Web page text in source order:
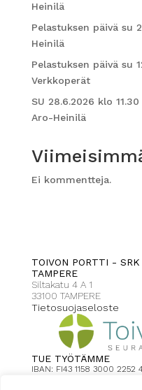
Heinilä
Pelastuksen päivä su
Heinilä
Pelastuksen päivä su
Verkkoperät
SU 28.6.2026 klo
Aro-Heinilä
Ei kommentteja.
TOIVON PORTTI - SRK
TAMPERE
Siltakatu 4 A 1
33100 TAMPERE
Tietosuojaseloste
TUE TYÖTÄMME
IBAN: FI43 1158 3000 2252